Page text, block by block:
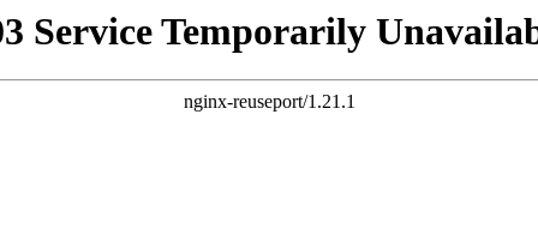
Service Temporarily
nginx-reuseport/1.21.1